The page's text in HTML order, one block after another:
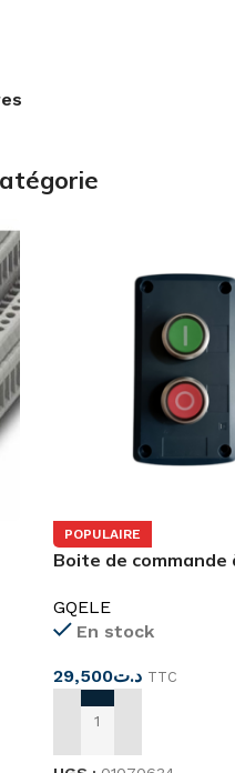
POPULAIRE
Boite de commande
Marche/Arrêt
GQELE
En stock
د.ت29,500 TTC
AJOUTER AU PANIER